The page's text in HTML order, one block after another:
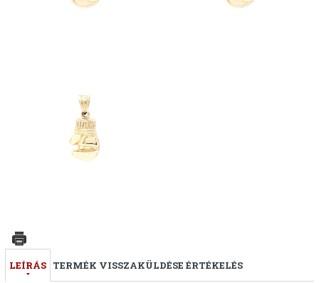
LEÍRÁS TERMÉK VISSZAKÜLDÉSE ÉRTÉKELÉS